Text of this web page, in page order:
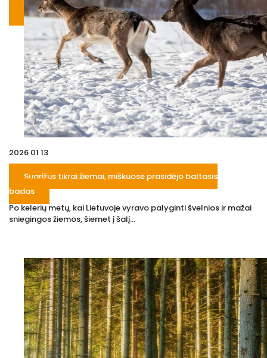
2026 01 13
Sugrįžus tikrai žiemai, miškuose prasidėjo baltasis
badas
Po kelerių metų, kai Lietuvoje vyravo palyginti švelnios ir mažai
sniegingos žiemos, šiemet į šalį...